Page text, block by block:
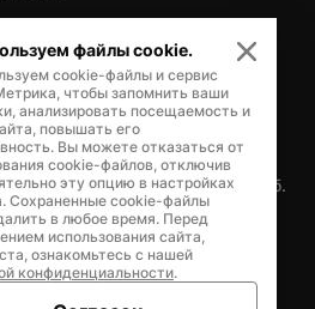
Поздеев
внутренней политики Ямало-
мкр. Богдана Кнунянца, д.1, каб.
42728
файлы cookie.
cookie-файлы и сервис
чтобы запомнить ваши
анализировать посещаемость и
повышать его
Вы можете отказаться от
cookie-файлов, отключив
эту опцию в настройках
Сохраненные cookie-файлы
в любое время. Перед
использования сайта,
ознакомьтесь с нашей
конфиденциальности.